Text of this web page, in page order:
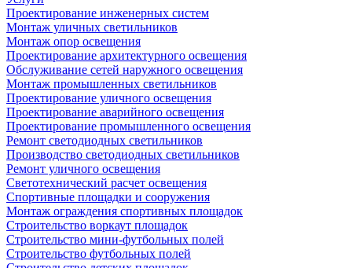
Проектирование инженерных систем
Монтаж уличных светильников
Монтаж опор освещения
Проектирование архитектурного освещения
Обслуживание сетей наружного освещения
Монтаж промышленных светильников
Проектирование уличного освещения
Проектирование аварийного освещения
Проектирование промышленного освещения
Ремонт светодиодных светильников
Производство светодиодных светильников
Ремонт уличного освещения
Светотехнический расчет освещения
Спортивные площадки и сооружения
Монтаж ограждения спортивных площадок
Строительство воркаут площадок
Строительство мини-футбольных полей
Строительство футбольных полей